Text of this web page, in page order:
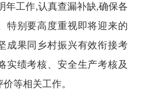
年工作,认真查漏补缺,确保各
特别要高度重视即将迎来的
成果同乡村振兴有效衔接考
实绩考核、安全生产考核及
等相关工作。